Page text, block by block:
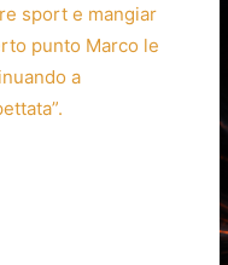
sport e mangiar
punto Marco le
a